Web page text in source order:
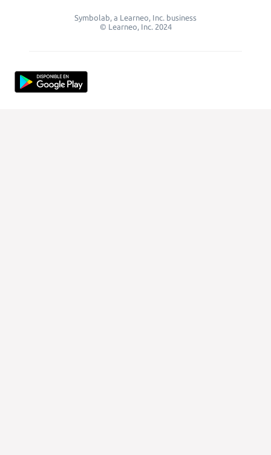
Symbolab, a Learneo, Inc. business
© Learneo, Inc. 2024